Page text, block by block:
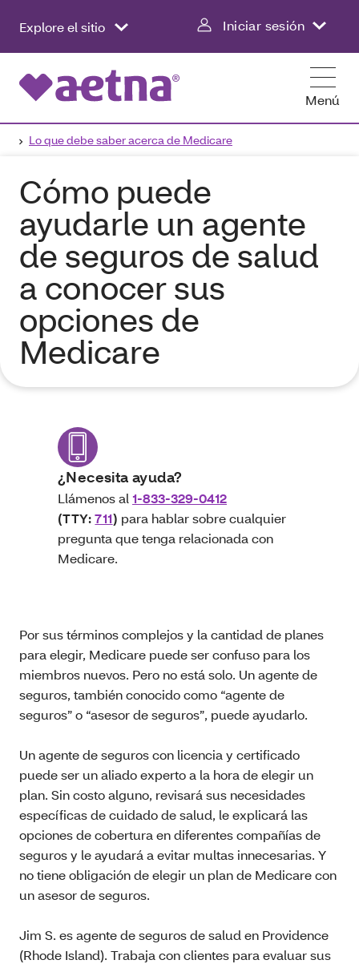
Explore el sitio Iniciar sesión
Menú
Lo que debe saber acerca de Medicare
Cómo puede
ayudarle un agente
de seguros de salud
a conocer sus
opciones de
Medicare
¿Necesita ayuda?
Llámenos al 1-833-329-0412
(TTY:711) para hablar sobre cualquier
pregunta que tenga relacionada con
Medicare.
Por sus términos complejos y la cantidad de planes
para elegir, Medicare puede ser confuso para los
miembros nuevos. Pero no está solo. Un agente de
seguros, también conocido como “agente de
seguros” o “asesor de seguros”, puede ayudarlo.
Un agente de seguros con licencia y certificado
puede ser un aliado experto a la hora de elegir un
plan. Sin costo alguno, revisará sus necesidades
específicas de cuidado de salud, le explicará las
opciones de cobertura en diferentes compañías de
seguros y le ayudará a evitar multas innecesarias. Y
no tiene obligación de elegir un plan de Medicare con
un asesor de seguros.
Jim S. es agente de seguros de salud en Providence
(Rhode Island). Trabaja con clientes para evaluar sus